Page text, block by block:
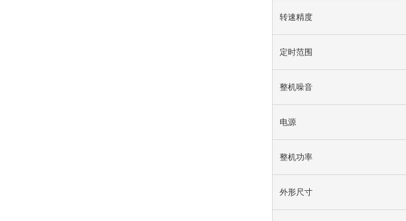
转速精度
定时范围
整机噪音
电源
整机功率
外形尺寸